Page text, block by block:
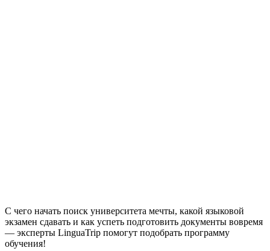
С чего начать поиск университета мечты, какой языковой
экзамен сдавать и как успеть подготовить документы вовремя
— эксперты LinguaTrip помогут подобрать программу
обучения!